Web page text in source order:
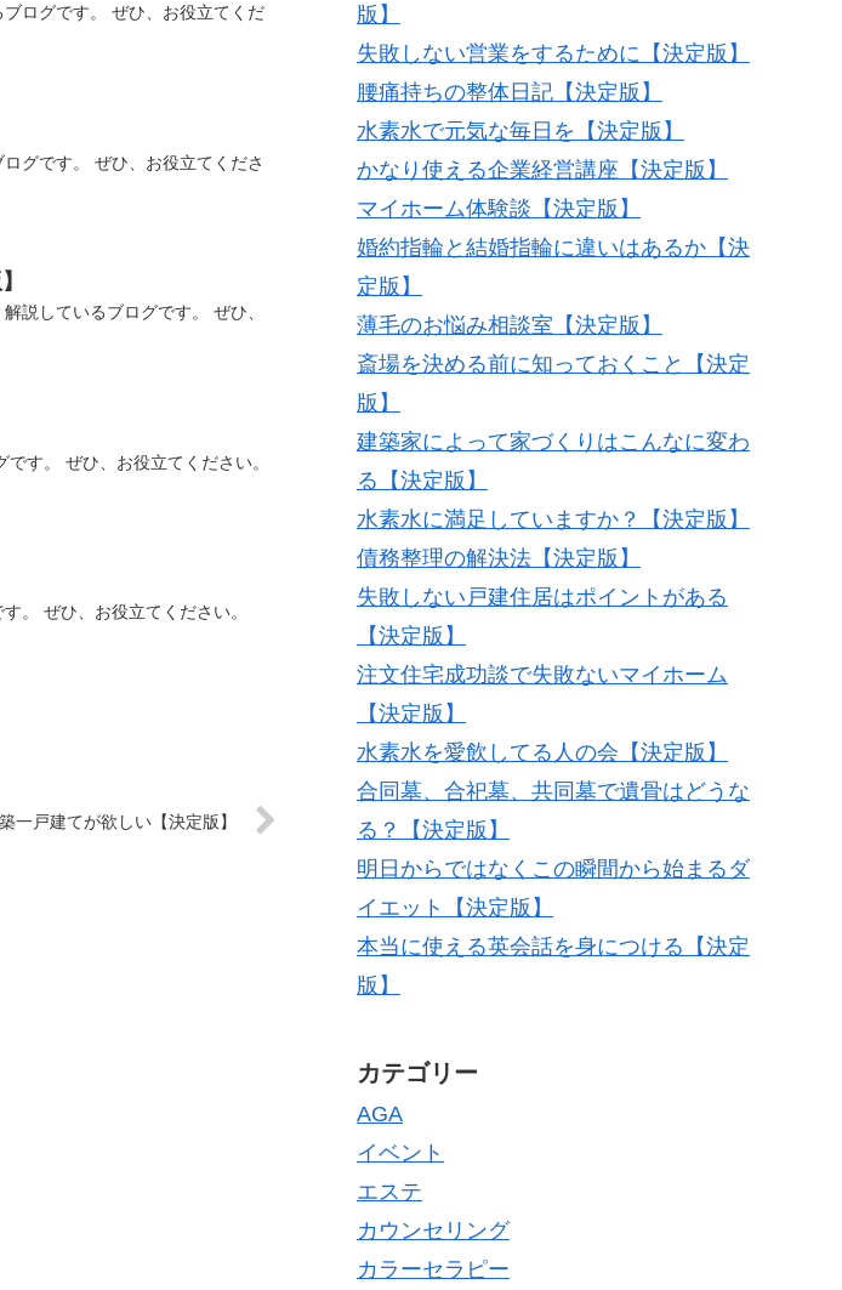
ログです。 ぜひ、お役立てくだ
グです。 ぜひ、お役立てくださ
説しているブログです。 ぜひ、
す。 ぜひ、お役立てください。
。 ぜひ、お役立てください。
一戸建てが欲しい【決定版】
版】
失敗しない営業をするために【決定版】
腰痛持ちの整体日記【決定版】
水素水で元気な毎日を【決定版】
かなり使える企業経営講座【決定版】
マイホーム体験談【決定版】
婚約指輪と結婚指輪に違いはあるか【決
定版】
薄毛のお悩み相談室【決定版】
斎場を決める前に知っておくこと【決定
版】
建築家によって家づくりはこんなに変わ
る【決定版】
水素水に満足していますか？【決定版】
債務整理の解決法【決定版】
失敗しない戸建住居はポイントがある
【決定版】
注文住宅成功談で失敗ないマイホーム
【決定版】
水素水を愛飲してる人の会【決定版】
合同墓、合祀墓、共同墓で遺骨はどうな
る？【決定版】
明日からではなくこの瞬間から始まるダ
イエット【決定版】
本当に使える英会話を身につける【決定
版】
カテゴリー
AGA
イベント
エステ
カウンセリング
カラーセラピー